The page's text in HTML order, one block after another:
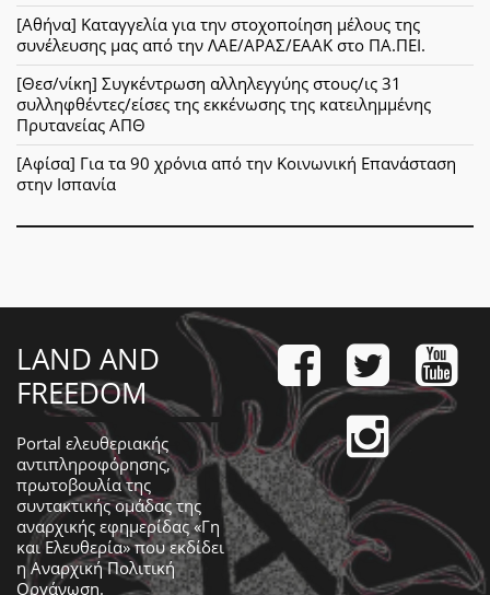
[Αθήνα] Καταγγελία για την στοχοποίηση μέλους της
συνέλευσης μας από την ΛΑΕ/ΑΡΑΣ/ΕΑΑΚ στο ΠΑ.ΠΕΙ.
[Θεσ/νίκη] Συγκέντρωση αλληλεγγύης στους/ις 31
συλληφθέντες/είσες της εκκένωσης της κατειλημμένης
Πρυτανείας ΑΠΘ
[Αφίσα] Για τα 90 χρόνια από την Κοινωνική Επανάσταση
στην Ισπανία
LAND AND
FREEDOM
Portal ελευθεριακής
αντιπληροφόρησης,
πρωτοβουλία της
συντακτικής ομάδας της
αναρχικής εφημερίδας «Γη
και Ελευθερία» που εκδίδει
ηΑναρχική Πολιτική
Οργάνωση.